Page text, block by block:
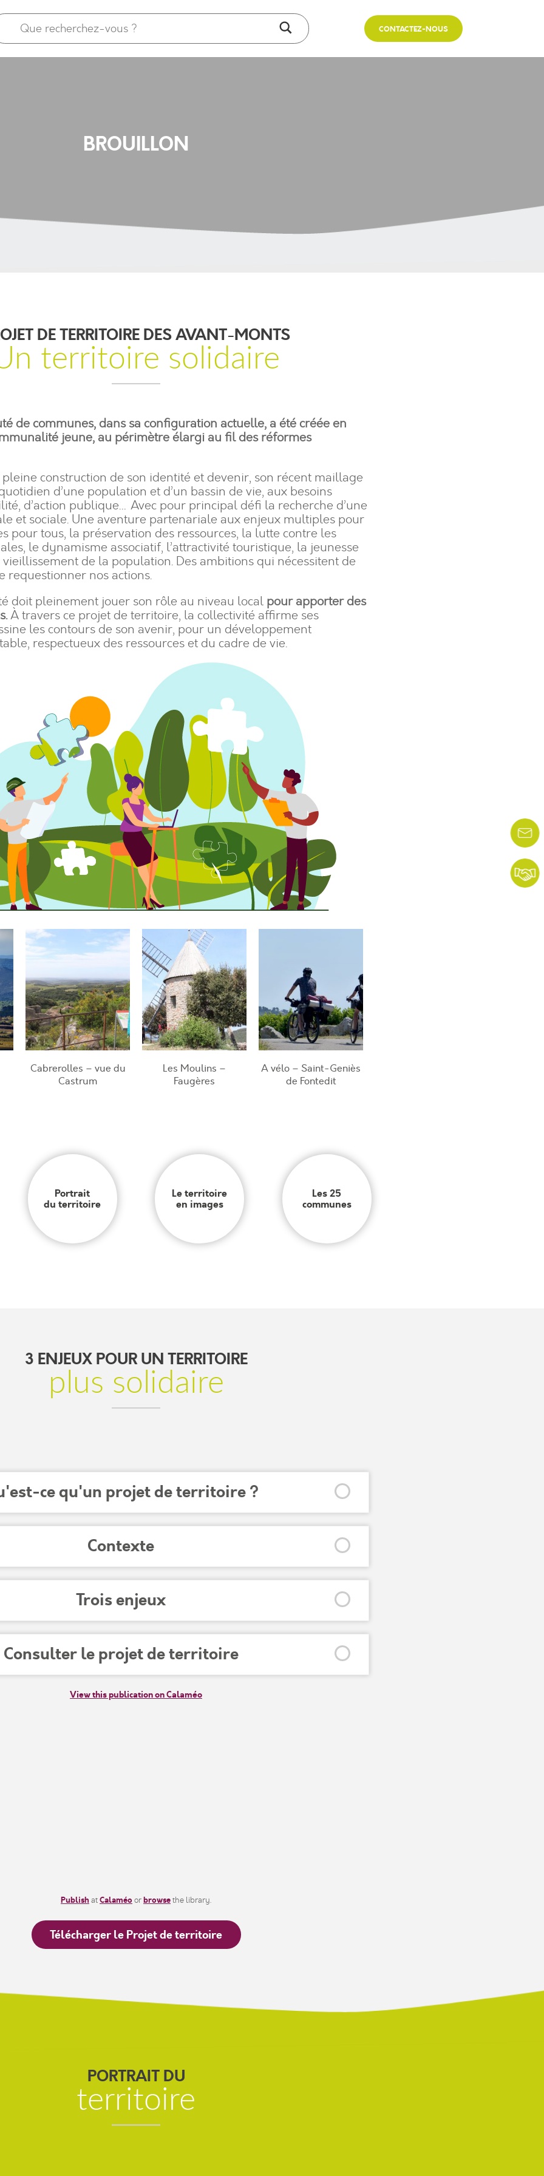
CONTACTEZ-NOUS
BROUILLON
DE TERRITOIRE DES AVANT-MONTS
territoire solidaire
de communes, dans sa configuration actuelle, a été créée en
jeune, au périmètre élargi au fil des réformes
construction de son identité et devenir, son récent maillage
d’une population et d’un bassin de vie, aux besoins
d’action publique… Avec pour principal défi la recherche d’une
et sociale. Une aventure partenariale aux enjeux multiples pour
pour tous, la préservation des ressources, la lutte contre les
le dynamisme associatif, l’attractivité touristique, la jeunesse
de la population. Des ambitions qui nécessitent de
requestionner nos actions.
doit pleinement jouer son rôle au niveau local pour apporter des
À travers ce projet de territoire, la collectivité affirme ses
les contours de son avenir, pour un développement
respectueux des ressources et du cadre de vie.
Cabrerolles – vue du
Castrum
Les Moulins –
Faugères
A vélo – Saint-Geniès
de Fontedit
Portrait
du territoire
Le territoire
en images
Les 25
communes
3 ENJEUX POUR UN TERRITOIRE
plus solidaire
ce qu'un projet de territoire ?
Contexte
Trois enjeux
Consulter le projet de territoire
View this publication on Calaméo
PublishatCalaméoorbrowsethe library.
Télécharger le Projet de territoire
PORTRAIT DU
territoire